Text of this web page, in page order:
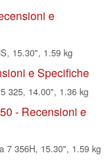
e
15.30", 1.59 kg
e Specifiche
325, 14.00", 1.36 kg
- Recensioni e
7 356H, 15.30", 1.59 kg